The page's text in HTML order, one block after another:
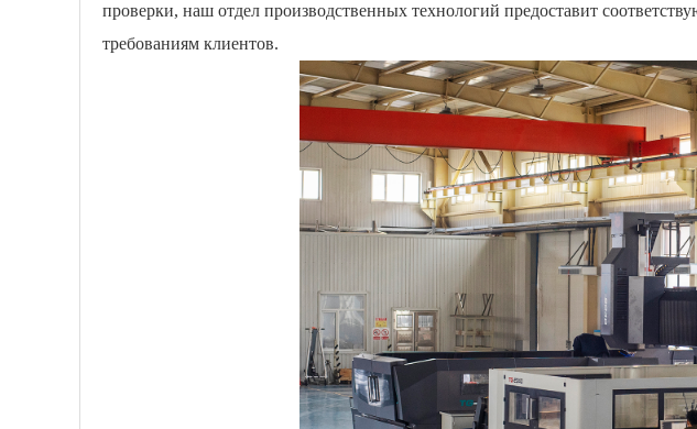
проверки, наш отдел производственных технологий предоставит
требованиям клиентов.